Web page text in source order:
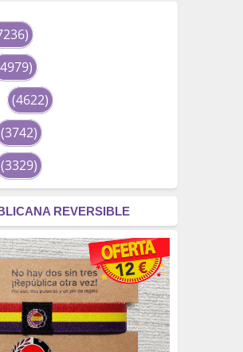
(4622)
(3742)
(3329)
(2320)
(2319)
(2253)
REVERSIBLE